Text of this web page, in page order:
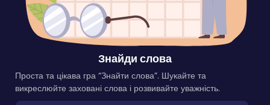
Знайди слова
Проста та цікава гра “Знайти слова”. Шукайте та
викреслюйте заховані слова і розвивайте уважність.